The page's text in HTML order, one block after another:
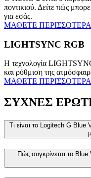
ποντικιού. Δείτε πώς
για εσάς.
ΜΑΘΕΤΕ ΠΕΡΙΣΣΟΤΕΡΑ
LIGHTSYNC RGB
Η τεχνολογία
και ρύθμιση της
ΜΑΘΕΤΕ ΠΕΡΙΣΣΟΤΕΡΑ
ΣΥΧΝΕΣ
Τι είναι το Logitech G Blue
Πώς συγκρίνεται το